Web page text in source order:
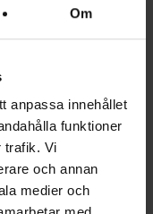
Om
anpassa innehållet
funktioner
trafik. Vi
och annan
medier och